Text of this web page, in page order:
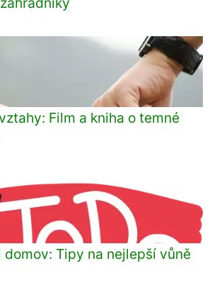
Film a kniha o temné
domov: Tipy na nejlepší vůně